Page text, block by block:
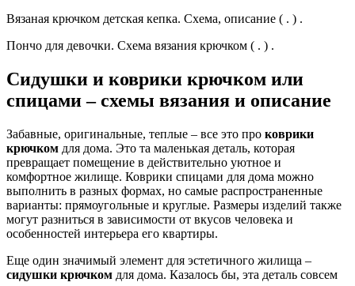
Вязаная крючком детская кепка. Схема, описание ( . ) .
Пончо для девочки. Схема вязания крючком ( . ) .
Сидушки и коврики крючком или
спицами – схемы вязания и описание
Забавные, оригинальные, теплые – все это про коврики
крючком для дома. Это та маленькая деталь, которая
превращает помещение в действительно уютное и
комфортное жилище. Коврики спицами для дома можно
выполнить в разных формах, но самые распространенные
варианты: прямоугольные и круглые. Размеры изделий также
могут разниться в зависимости от вкусов человека и
особенностей интерьера его квартиры.
Еще один значимый элемент для эстетичного жилища –
сидушки крючком для дома. Казалось бы, эта деталь совсем